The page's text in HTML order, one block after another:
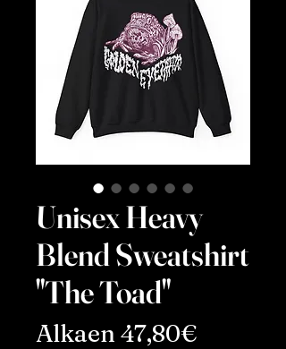
Unisex Heavy
Blend Sweatshirt
"The Toad"
Alkaen 47,80€